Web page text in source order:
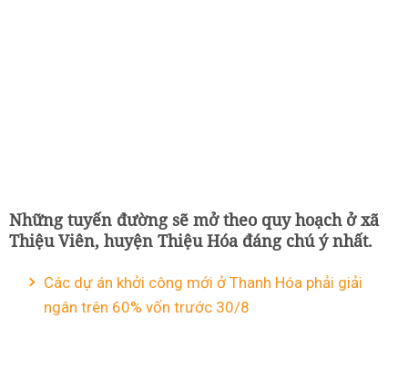
Những tuyến đường sẽ mở theo quy hoạch ở xã
Thiệu Viên, huyện Thiệu Hóa đáng chú ý nhất.
Các dự án khởi công mới ở Thanh Hóa phải giải
ngân trên 60% vốn trước 30/8